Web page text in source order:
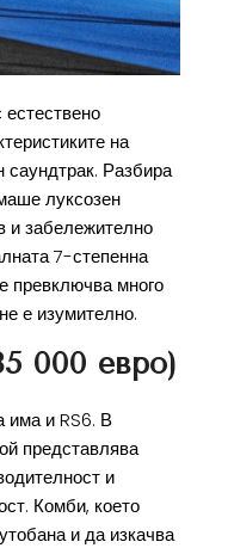
на
Разбира
луксозен
и забележително
7-степенна
превключва много
е изумително.
000 евро)
има и RS6. В
представлява
и
Комби, което
и да изкачва